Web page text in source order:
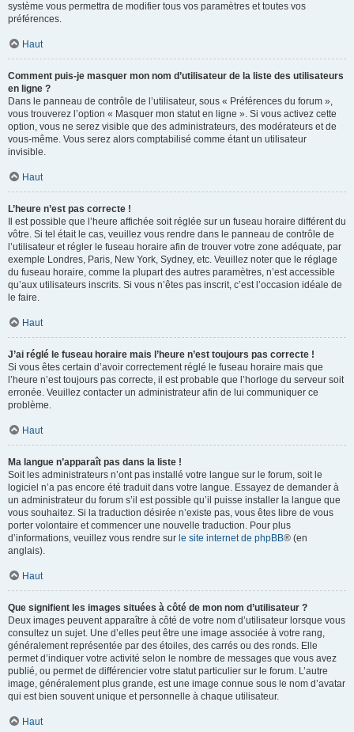
système vous permettra de modifier tous vos paramètres et toutes vos
préférences.
Haut
Comment puis-je masquer mon nom d’utilisateur de la liste des utilisateurs
en ligne ?
Dans le panneau de contrôle de l’utilisateur, sous « Préférences du forum »,
vous trouverez l’option « Masquer mon statut en ligne ». Si vous activez cette
option, vous ne serez visible que des administrateurs, des modérateurs et de
vous-même. Vous serez alors comptabilisé comme étant un utilisateur
invisible.
Haut
L’heure n’est pas correcte !
Il est possible que l’heure affichée soit réglée sur un fuseau horaire différent du
vôtre. Si tel était le cas, veuillez vous rendre dans le panneau de contrôle de
l’utilisateur et régler le fuseau horaire afin de trouver votre zone adéquate, par
exemple Londres, Paris, New York, Sydney, etc. Veuillez noter que le réglage
du fuseau horaire, comme la plupart des autres paramètres, n’est accessible
qu’aux utilisateurs inscrits. Si vous n’êtes pas inscrit, c’est l’occasion idéale de
le faire.
Haut
J’ai réglé le fuseau horaire mais l’heure n’est toujours pas correcte !
Si vous êtes certain d’avoir correctement réglé le fuseau horaire mais que
l’heure n’est toujours pas correcte, il est probable que l’horloge du serveur soit
erronée. Veuillez contacter un administrateur afin de lui communiquer ce
problème.
Haut
Ma langue n’apparaît pas dans la liste !
Soit les administrateurs n’ont pas installé votre langue sur le forum, soit le
logiciel n’a pas encore été traduit dans votre langue. Essayez de demander à
un administrateur du forum s’il est possible qu’il puisse installer la langue que
vous souhaitez. Si la traduction désirée n’existe pas, vous êtes libre de vous
porter volontaire et commencer une nouvelle traduction. Pour plus
d’informations, veuillez vous rendre sur le site internet de phpBB® (en
anglais).
Haut
Que signifient les images situées à côté de mon nom d’utilisateur ?
Deux images peuvent apparaître à côté de votre nom d’utilisateur lorsque vous
consultez un sujet. Une d’elles peut être une image associée à votre rang,
généralement représentée par des étoiles, des carrés ou des ronds. Elle
permet d’indiquer votre activité selon le nombre de messages que vous avez
publié, ou permet de différencier votre statut particulier sur le forum. L’autre
image, généralement plus grande, est une image connue sous le nom d’avatar
qui est bien souvent unique et personnelle à chaque utilisateur.
Haut